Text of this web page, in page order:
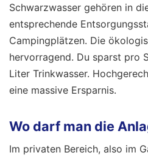
Schwarzwasser gehören in
entsprechende
Campingplätzen. Die
hervorragend. Du sparst pro
Liter Trinkwasser.
eine massive Ersparnis.
Wo darf man die
Im privaten Bereich, also im